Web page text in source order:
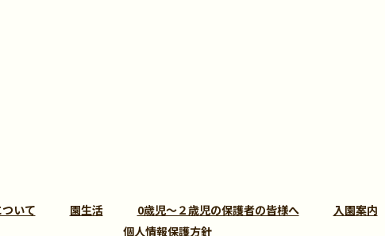
いて 園生活 0歳児～２歳児の保護者の皆様へ 入園案内
個人情報保護方針